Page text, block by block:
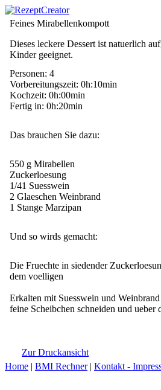
Feines Mirabellenkompott
Dieses leckere Dessert ist natuerlich
Kinder geeignet.
Personen: 4
Vorbereitungszeit: 0h:10min
Kochzeit: 0h:00min
Fertig in: 0h:20min
Das brauchen Sie dazu:
550 g Mirabellen
Zuckerloesung
1/41 Suesswein
2 Glaeschen Weinbrand
1 Stange Marzipan
Und so wirds gemacht:
Die Fruechte in siedender
dem voelligen
Erkalten mit Suesswein und
feine Scheibchen schneiden und ueber
Zur Druckansicht
Home | BMI Rechner| Kontakt -